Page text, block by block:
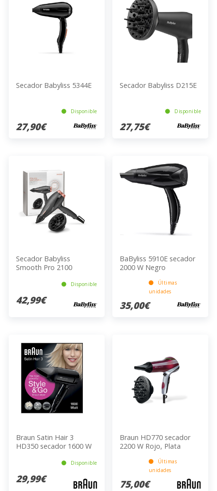
Secador Babyliss 5344E
Disponible
27,90€
Secador Babyliss D215E
Disponible
27,75€
Secador Babyliss
Smooth Pro 2100
Disponible
42,99€
BaByliss 5910E secador
2000 W Negro
Últimas
unidades
35,00€
Braun Satin Hair 3
HD350 secador 1600 W
Disponible
29,99€
Braun HD770 secador
2200 W Rojo, Plata
Últimas
unidades
75,00€